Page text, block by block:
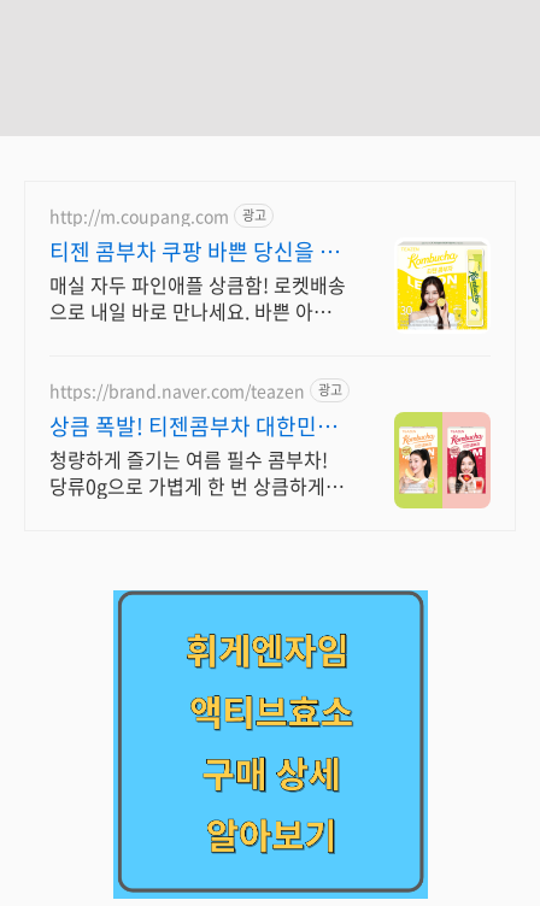
http://m.coupang.com 광고
티젠 콤부차 쿠팡 바쁜 당신을 위
한
매실 자두 파인애플 상큼함! 로켓배송
으로 내일 바로 만나세요. 바쁜 아침
https://brand.naver.com/teazen 광고
상큼 폭발! 티젠콤부차 대한민국
1등 티젠 콤부차
청량하게 즐기는 여름 필수 콤부차!
당류0g으로 가볍게 한 번 상큼하게